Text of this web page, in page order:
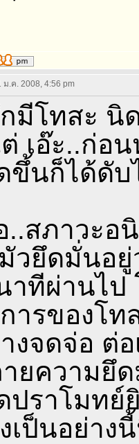
ม.ค. 2008, 4:56 pm
มีโทสะ นิ
เอ๊ะ..ก่อ
ขึ้นก็ได้ดับ
..สภาวะอ
วยึดมั่นอยู่
าทีผ่านไป
ารของโ
งจดจ่อ ต่
ยความยึ
ปราโมท
เป็นอย่าง